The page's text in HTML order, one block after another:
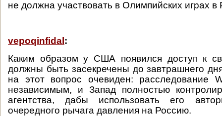
не должна участвовать в Олимпийских играх в
vepoqinfidal :
Каким образом у США появился доступ к
должны быть засекречены до завтрашнего
на этот вопрос очевиден: расследование
независимым, и Запад полностью
агентства, дабы использовать его
очередного рычага давления на Россию.